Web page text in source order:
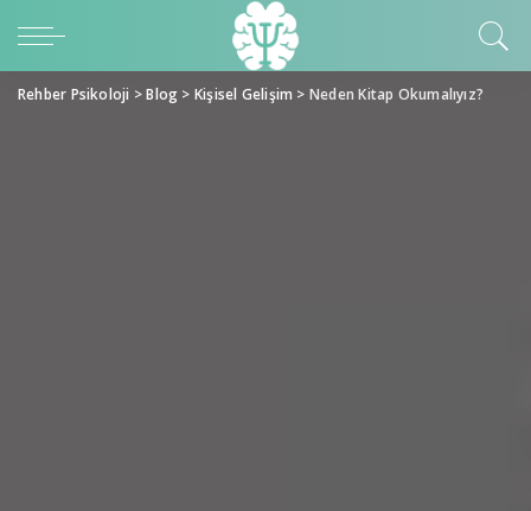
Rehber Psikoloji >Blog > Kişisel Gelişim > Neden Kitap Okumalıyız?